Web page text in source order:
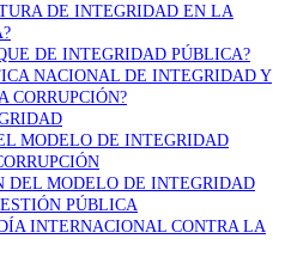
DE INTEGRIDAD EN LA
DE INTEGRIDAD PÚBLICA?
NACIONAL DE INTEGRIDAD Y
CORRUPCIÓN?
MODELO DE INTEGRIDAD
DEL MODELO DE INTEGRIDAD
PÚBLICA
INTERNACIONAL CONTRA LA